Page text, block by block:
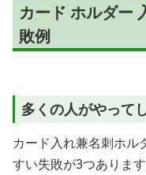
カード ホルダー
敗例
多くの人がやって
カード入れ兼名刺ホル
すい失敗が3つあります